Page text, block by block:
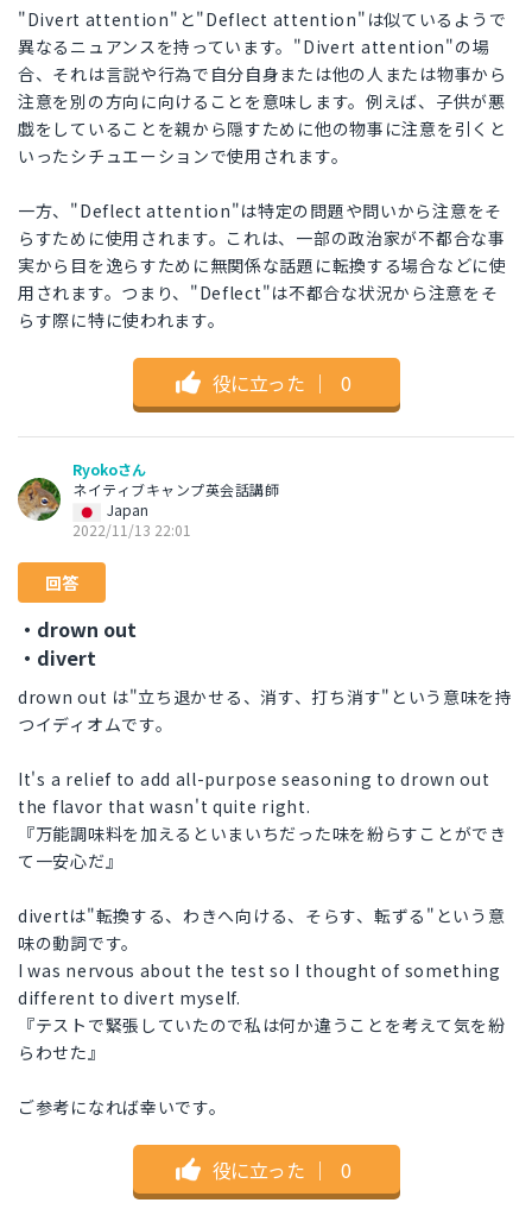
"Divert attention"と"Deflect attention"は似ているようで
異なるニュアンスを持っています。"Divert attention"の場
合、それは言説や行為で自分自身または他の人または物事から
注意を別の方向に向けることを意味します。例えば、子供が悪
戯をしていることを親から隠すために他の物事に注意を引くと
いったシチュエーションで使用されます。
一方、"Deflect attention"は特定の問題や問いから注意をそ
らすために使用されます。これは、一部の政治家が不都合な事
実から目を逸らすために無関係な話題に転換する場合などに使
用されます。つまり、"Deflect"は不都合な状況から注意をそ
らす際に特に使われます。
役に立った ｜ 0
Ryokoさん
ネイティブキャンプ英会話講師
Japan
2022/11/13 22:01
回答
・drown out
・divert
drown out は"立ち退かせる、消す、打ち消す"という意味を持
つイディオムです。
It's a relief to add all-purpose seasoning to drown out
the flavor that wasn't quite right.
『万能調味料を加えるといまいちだった味を紛らすことができ
て一安心だ』
divertは"転換する、わきへ向ける、そらす、転ずる"という意
味の動詞です。
I was nervous about the test so I thought of something
different to divert myself.
『テストで緊張していたので私は何か違うことを考えて気を紛
らわせた』
ご参考になれば幸いです。
役に立った ｜ 0